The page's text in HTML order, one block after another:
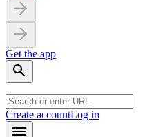
Get the app
Create accountLog in